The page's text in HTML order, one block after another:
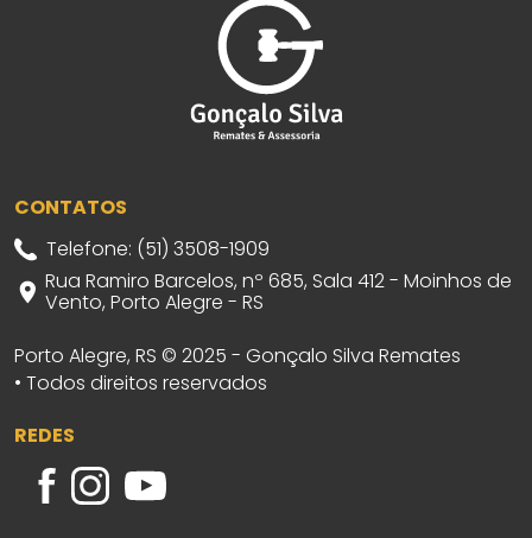
CONTATOS
Telefone: (51) 3508-1909
Rua Ramiro Barcelos, nº 685, Sala 412 - Moinhos de
Vento, Porto Alegre - RS
Porto Alegre, RS © 2025 - Gonçalo Silva Remates
• Todos direitos reservados
REDES